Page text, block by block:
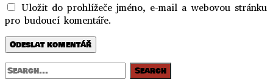
Uložit do prohlížeče jméno, e-mail a webovou stránku
pro budoucí komentáře.